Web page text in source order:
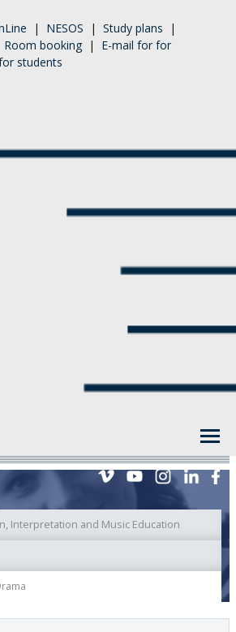
| NESOS | Study plans |
Room booking | E-mail for for
students
Interpretation and Music Education